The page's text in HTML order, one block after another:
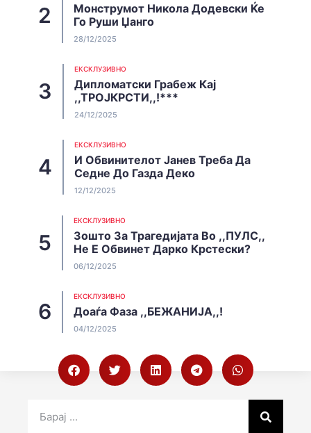
Монструмот Никола Додевски Ќе
Го Руши Џанго
28/12/2025
EКСКЛУЗИВНО
Дипломатски Грабеж Кај
,,ТРОЈКРСТИ,,!***
24/12/2025
EКСКЛУЗИВНО
И Обвинителот Јанев Треба Да
Седне До Газда Деко
12/12/2025
EКСКЛУЗИВНО
Зошто За Трагедијата Во ,,ПУЛС,,
Не Е Обвинет Дарко Крстески?
06/12/2025
EКСКЛУЗИВНО
Доаѓа Фаза ,,БЕЖАНИЈА,,!
04/12/2025